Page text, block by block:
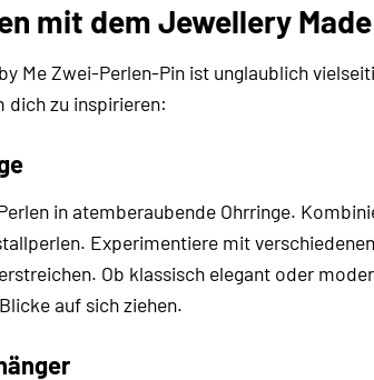
mit dem Jewellery
Me Zwei-Perlen-Pin ist unglaublich
dich zu inspirieren:
in atemberaubende Ohrringe.
Experimentiere mit
Ob klassisch elegant oder
auf sich ziehen.